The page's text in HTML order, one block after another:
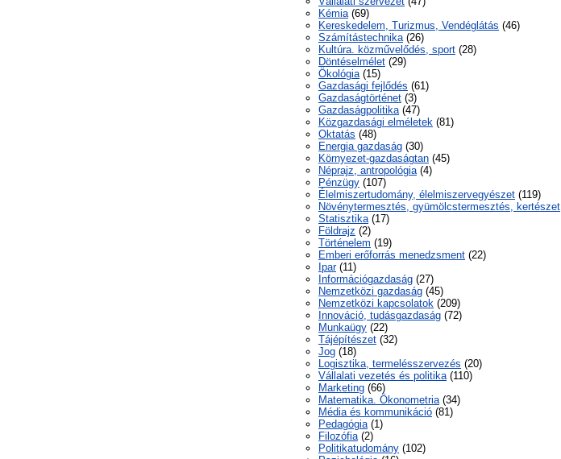
Kémia (69)
Kereskedelem, Turizmus, Vendéglátás (46)
Számítástechnika (26)
Kultúra. közművelődés, sport (28)
Döntéselmélet (29)
Ökológia (15)
Gazdasági fejlődés (61)
Gazdaságtörténet (3)
Gazdaságpolitika (47)
Közgazdasági elméletek (81)
Oktatás (48)
Energia gazdaság (30)
Környezet-gazdaságtan (45)
Néprajz, antropológia (4)
Pénzügy (107)
Élelmiszertudomány, élelmiszervegyészet (119)
Növénytermesztés, gyümölcstermesztés, kertészet
Statisztika (17)
Földrajz (2)
Történelem (19)
Emberi erőforrás menedzsment (22)
Ipar(11)
Információgazdaság (27)
Nemzetközi gazdaság (45)
Nemzetközi kapcsolatok (209)
Innováció, tudásgazdaság (72)
Munkaügy (22)
Tájépítészet (32)
Jog (18)
Logisztika, termelésszervezés (20)
Vállalati vezetés és politika (110)
Marketing (66)
Matematika. Ökonometria (34)
Média és kommunikáció (81)
Pedagógia (1)
Filozófia (2)
Politikatudomány (102)